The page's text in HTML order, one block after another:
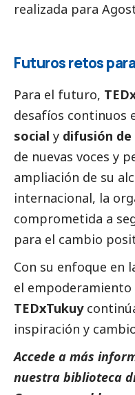
realizada para
Futuros retos
Para el futuro,
desafíos continuos
social y difusión de
de nuevas voces y
ampliación de su
internacional, la
comprometida a
para el cambio
Con su enfoque en
el empoderamiento
TEDxTukuy
inspiración y
Accede a más
nuestra biblioteca